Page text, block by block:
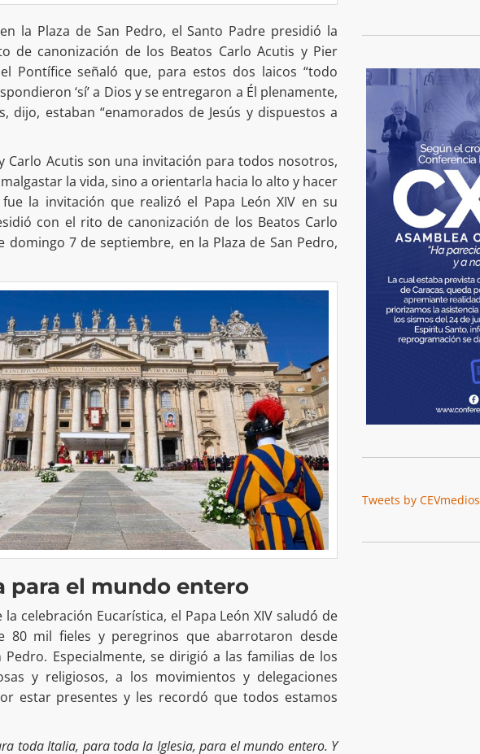
la Plaza de San Pedro, el Santo Padre presidió la
de canonización de los Beatos Carlo Acutis y Pier
Pontífice señaló que, para estos dos laicos “todo
‘sí’ a Dios y se entregaron a Él plenamente,
dijo, estaban “enamorados de Jesús y dispuestos a
Carlo Acutis son una invitación para todos nosotros,
la vida, sino a orientarla hacia lo alto y hacer
la invitación que realizó el Papa León XIV en su
con el rito de canonización de los Beatos Carlo
domingo 7 de septiembre, en la Plaza de San Pedro,
para el mundo entero
celebración Eucarística, el Papa León XIV saludó de
80 mil fieles y peregrinos que abarrotaron desde
Especialmente, se dirigió a las familias de los
y religiosos, a los movimientos y delegaciones
estar presentes y les recordó que todos estamos
toda Italia, para toda la Iglesia, para el mundo entero. Y
Tweets by CEVmedios